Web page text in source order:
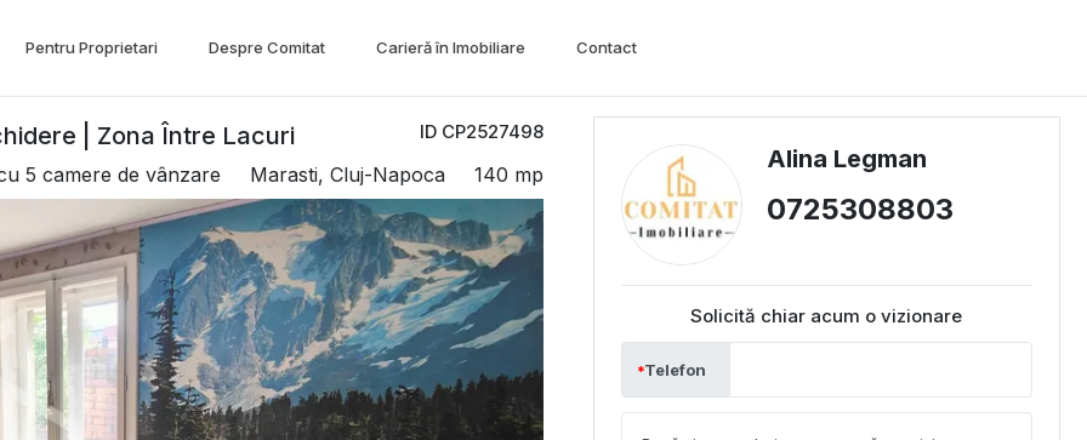
Pentru Proprietari Despre Comitat Carieră în Imobiliare Contact
ID CP2527498
| Zona Între Lacuri
5 camere de vânzare Marasti, Cluj-Napoca 140 mp
Alina Legman
0725308803
Solicită chiar acum o vizionare
Telefon